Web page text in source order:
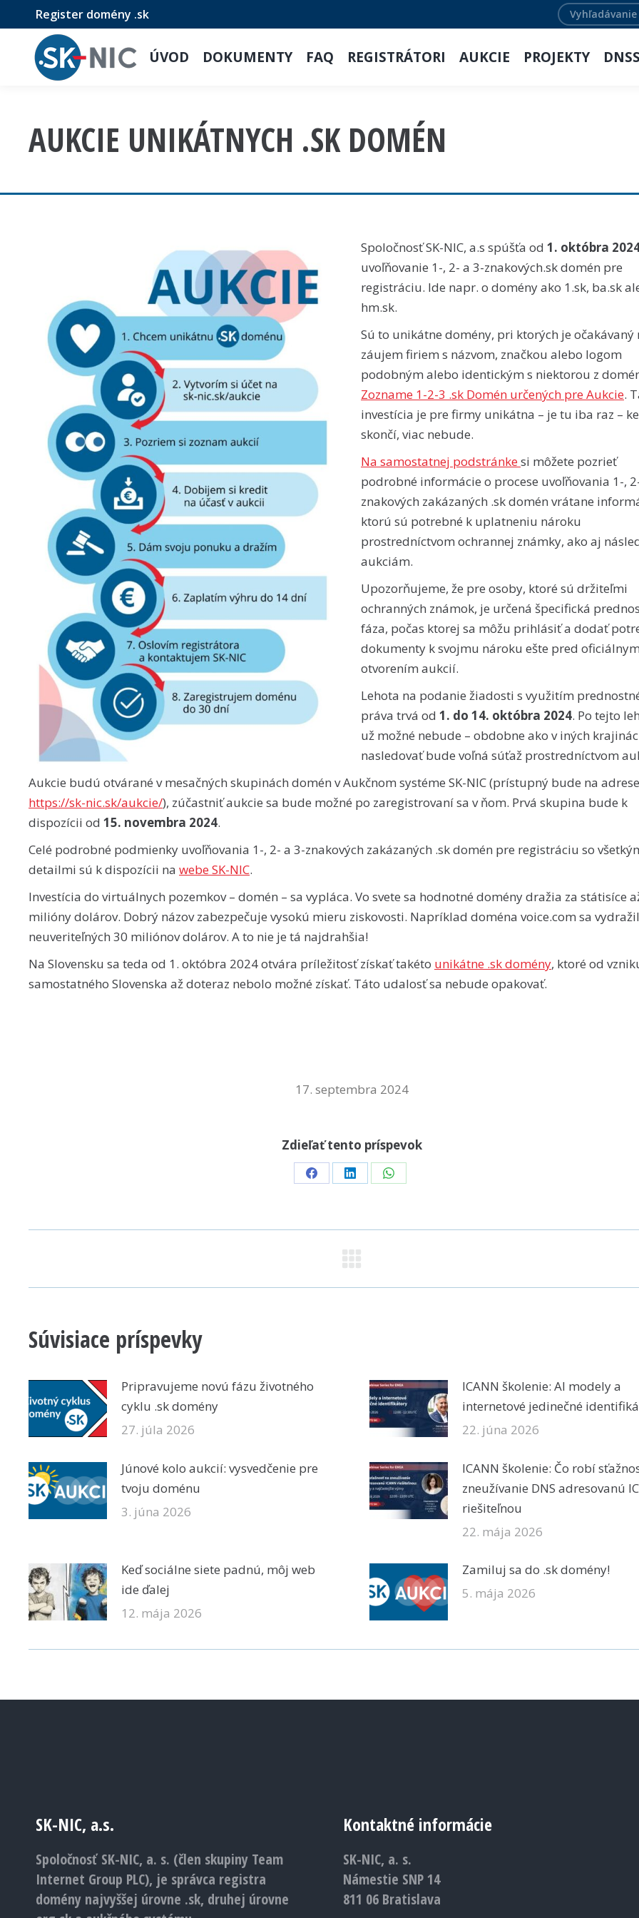
Register domény .sk Search:
ÚVOD DOKUMENTY FAQ REGISTRÁTORI AUKCIE PROJEKTY
AUKCIE UNIKÁTNYCH .SK DOMÉN
Spoločnosť SK-NIC, a.s spúšťa od 1. októbra
uvoľňovanie 1-, 2- a 3-znakových.sk domén pre
registráciu. Ide napr. o domény ako 1.sk, ba.sk
hm.sk.
Sú to unikátne domény, pri ktorých je očakávaný
záujem firiem s názvom, značkou alebo logom
podobným alebo identickým s niektorou z
Zozname 1-2-3 .sk Domén určených pre Aukcie.
investícia je pre firmy unikátna – je tu iba raz –
skončí, viac nebude.
Na samostatnej podstránkesi môžete pozrieť
podrobné informácie o procese uvoľňovania 1-,
znakových zakázaných .sk domén vrátane
ktorú sú potrebné k uplatneniu nároku
prostredníctvom ochrannej známky, ako aj
aukciám.
Upozorňujeme, že pre osoby, ktoré sú držiteľmi
ochranných známok, je určená špecifická
fáza, počas ktorej sa môžu prihlásiť a dodať
dokumenty k svojmu nároku ešte pred oficiálnym
otvorením aukcií.
Lehota na podanie žiadosti s využitím
práva trvá od 1. do 14. októbra 2024. Po tejto
už možné nebude – obdobne ako v iných
nasledovať bude voľná súťaž prostredníctvom
Aukcie budú otvárané v mesačných skupinách domén v Aukčnom systéme SK-NIC (prístupný bude na adrese
https://sk-nic.sk/aukcie/), zúčastniť aukcie sa bude možné po zaregistrovaní sa v ňom. Prvá skupina bude k
dispozícii od 15. novembra 2024.
Celé podrobné podmienky uvoľňovania 1-, 2- a 3-znakových zakázaných .sk domén pre registráciu so
detailmi sú k dispozícii na webe SK-NIC.
Investícia do virtuálnych pozemkov – domén – sa vypláca. Vo svete sa hodnotné domény dražia za státisíce
milióny dolárov. Dobrý názov zabezpečuje vysokú mieru ziskovosti. Napríklad doména voice.com sa
neuveriteľných 30 miliónov dolárov. A to nie je tá najdrahšia!
Na Slovensku sa teda od 1. októbra 2024 otvára príležitosť získať takéto unikátne .sk domény, ktoré od
samostatného Slovenska až doteraz nebolo možné získať. Táto udalosť sa nebude opakovať.
17. septembra 2024
Zdieľať tento príspevok
Share
Facebook
Share
LinkedIn
Share
WhatsApp
NAVIGATION
Súvisiace príspevky
Pripravujeme novú fázu životného
cyklu .sk domény
27. júla 2026
ICANN školenie: AI modely a
internetové jedinečné
22. júna 2026
Júnové kolo aukcií: vysvedčenie pre
tvoju doménu
3. júna 2026
ICANN školenie: Čo robí
zneužívanie DNS adresovanú
riešiteľnou
22. mája 2026
Keď sociálne siete padnú, môj web
ide ďalej
12. mája 2026
Zamiluj sa do .sk domény!
5. mája 2026
SK-NIC, a.s.
Spoločnosť SK-NIC, a. s. (člen skupiny Team
Internet Group PLC), je správca registra
domény najvyššej úrovne .sk, druhej úrovne
Kontaktné informácie
SK-NIC, a. s.
Námestie SNP 14
811 06 Bratislava